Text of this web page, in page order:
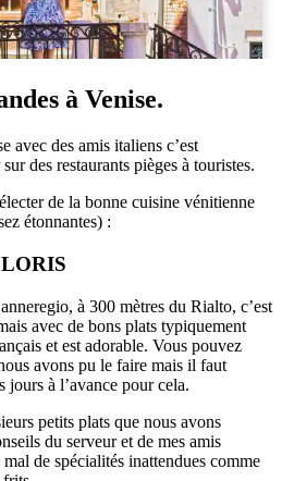
à Venise.
avec des amis italiens c’est
des restaurants pièges à touristes.
de la bonne cuisine vénitienne
étonnantes) :
à 300 mètres du Rialto, c’est
avec de bons plats typiquement
et est adorable. Vous pouvez
avons pu le faire mais il faut
jours à l’avance pour cela.
petits plats que nous avons
du serveur et de mes amis
de spécialités inattendues comme